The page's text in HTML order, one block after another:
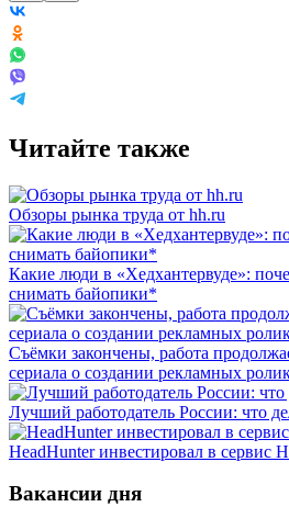
Читайте также
Обзоры рынка труда от hh.ru
Какие люди в «Хедхантервуде»:
снимать байопики*
Съёмки закончены, работа
сериала о создании рекламных
Лучший работодатель России: что
HeadHunter инвестировал в сервис
Вакансии дня